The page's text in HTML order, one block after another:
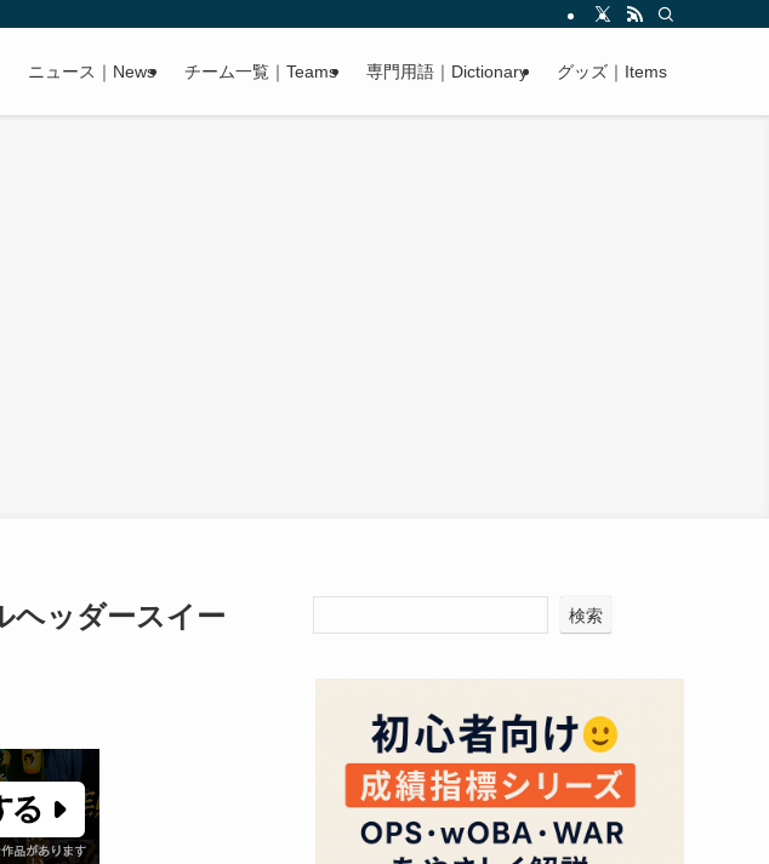
ニュース｜News チーム一覧｜Teams 専門用語｜Dictionary グッズ｜Items
ヘッダースイー
検索